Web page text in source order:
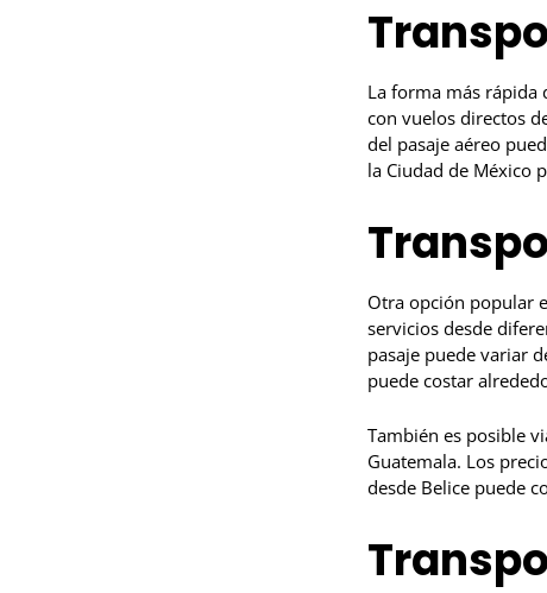
La forma más rápida
con vuelos directos
del pasaje aéreo
la Ciudad de México
Otra opción popular
servicios desde
pasaje puede variar
puede costar
También es posible
Guatemala. Los
desde Belice puede